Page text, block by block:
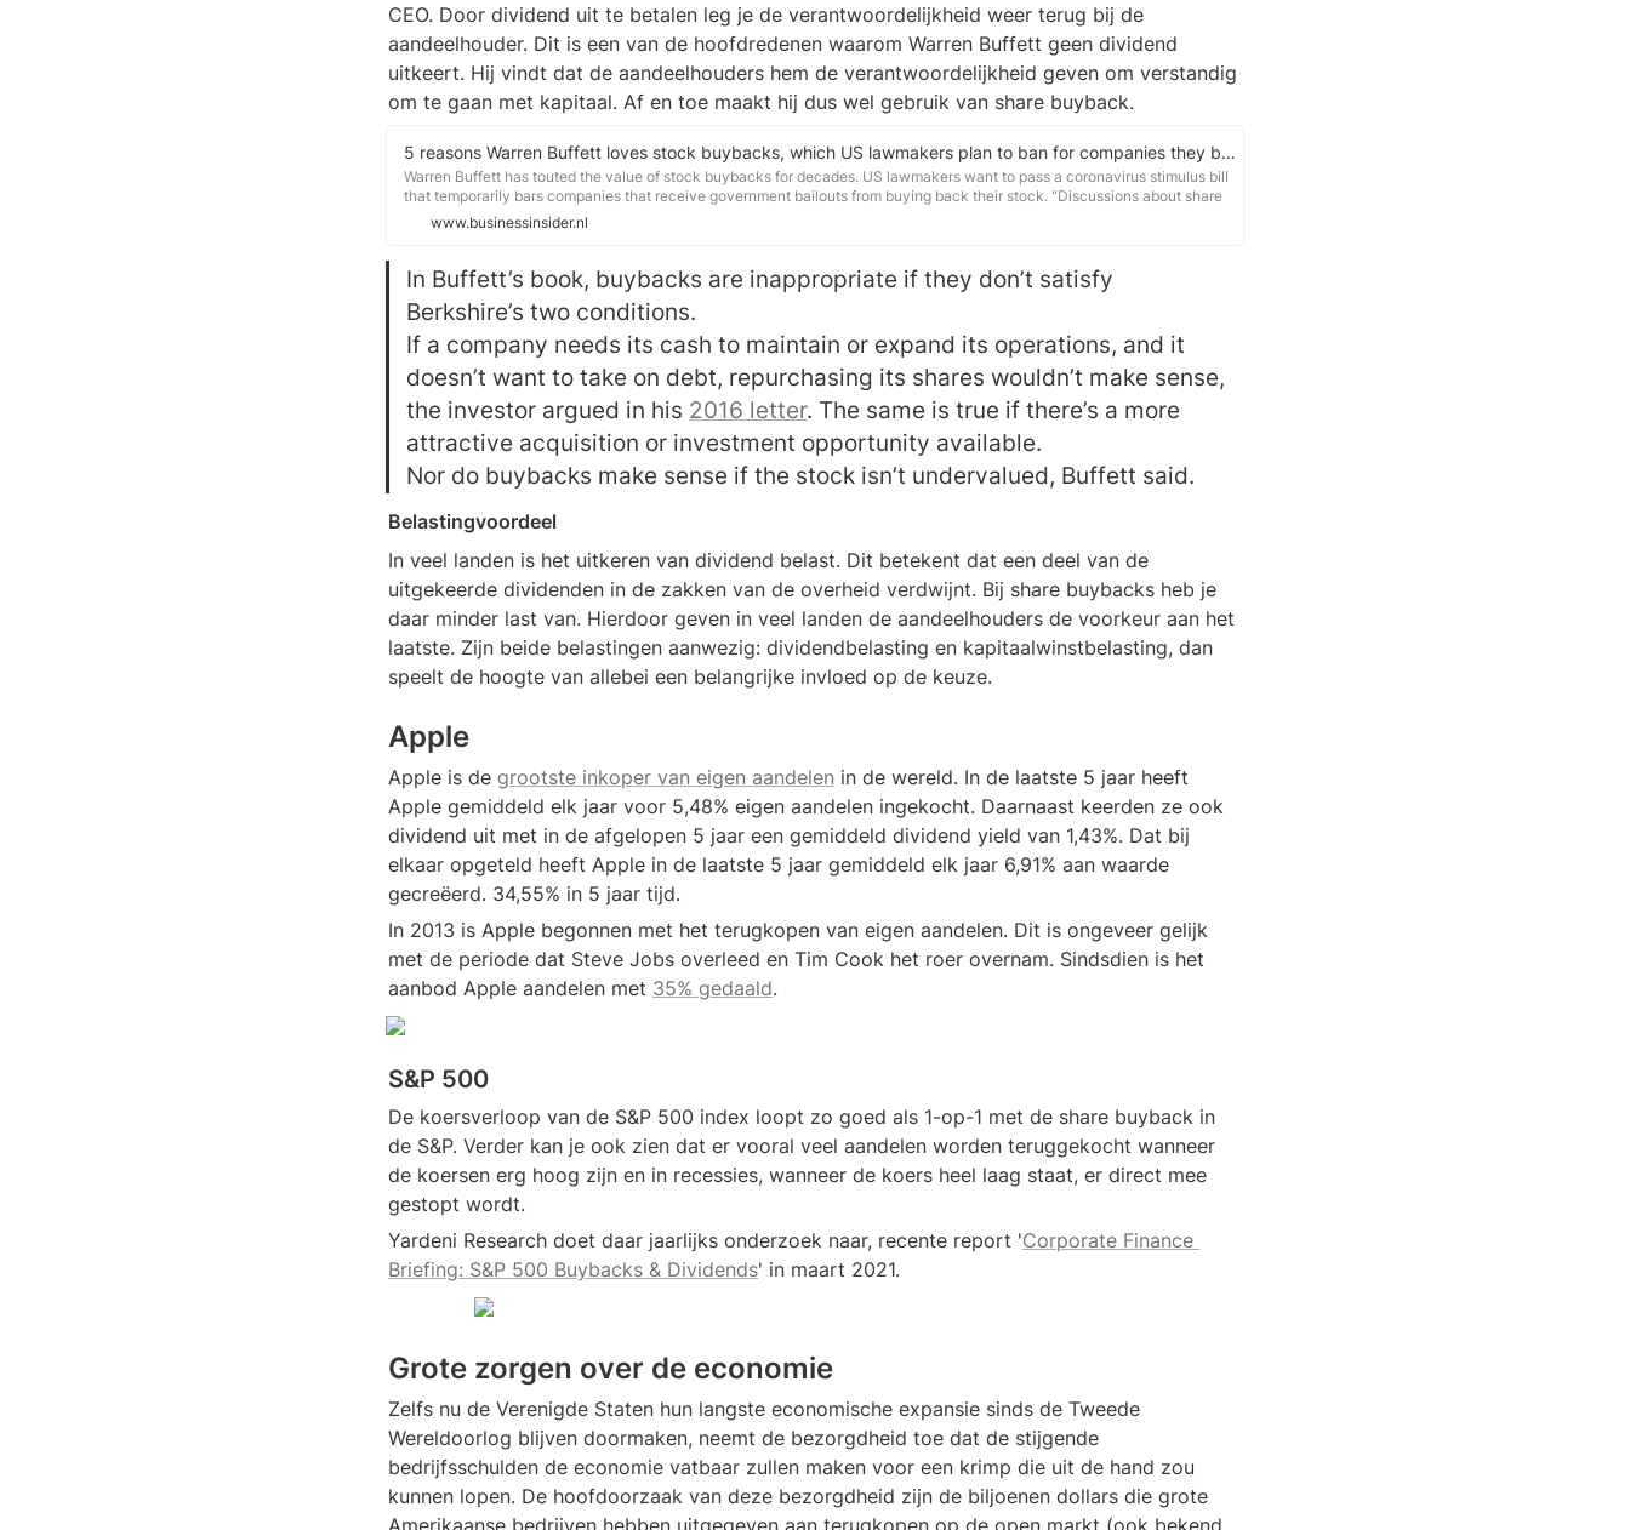
CEO. Door dividend uit te betalen leg je de verantwoordelijkheid weer terug bij de
aandeelhouder. Dit is een van de hoofdredenen waarom Warren Buffett geen dividend
uitkeert. Hij vindt dat de aandeelhouders hem de verantwoordelijkheid geven om verstandig
om te gaan met kapitaal. Af en toe maakt hij dus wel gebruik van share buyback.
5 reasons Warren Buffett loves stock buybacks, which US lawmakers plan to ban for companies they bail out
Warren Buffett has touted the value of stock buybacks for decades. US lawmakers want to pass a coronavirus stimulus bill
that temporarily bars companies that receive government bailouts from buying back their stock. "Discussions about share
repurchases often become heated," the famed investor said in his 2016 shareholder letter.
www.businessinsider.nl
In Buffett’s book, buybacks are inappropriate if they don’t satisfy
Berkshire’s two conditions.
If a company needs its cash to maintain or expand its operations, and it
doesn’t want to take on debt, repurchasing its shares wouldn’t make sense,
the investor argued in his 2016 letter. The same is true if there’s a more
attractive acquisition or investment opportunity available.
Nor do buybacks make sense if the stock isn’t undervalued, Buffett said.
Belastingvoordeel
In veel landen is het uitkeren van dividend belast. Dit betekent dat een deel van de
uitgekeerde dividenden in de zakken van de overheid verdwijnt. Bij share buybacks heb je
daar minder last van. Hierdoor geven in veel landen de aandeelhouders de voorkeur aan het
laatste. Zijn beide belastingen aanwezig: dividendbelasting en kapitaalwinstbelasting, dan
speelt de hoogte van allebei een belangrijke invloed op de keuze.
Apple
Apple is de grootste inkoper van eigen aandelen in de wereld. In de laatste 5 jaar heeft
Apple gemiddeld elk jaar voor 5,48% eigen aandelen ingekocht. Daarnaast keerden ze ook
dividend uit met in de afgelopen 5 jaar een gemiddeld dividend yield van 1,43%. Dat bij
elkaar opgeteld heeft Apple in de laatste 5 jaar gemiddeld elk jaar 6,91% aan waarde
gecreëerd. 34,55% in 5 jaar tijd.
In 2013 is Apple begonnen met het terugkopen van eigen aandelen. Dit is ongeveer gelijk
met de periode dat Steve Jobs overleed en Tim Cook het roer overnam. Sindsdien is het
aanbod Apple aandelen met 35% gedaald.
S&P 500
De koersverloop van de S&P 500 index loopt zo goed als 1-op-1 met de share buyback in
de S&P. Verder kan je ook zien dat er vooral veel aandelen worden teruggekocht wanneer
de koersen erg hoog zijn en in recessies, wanneer de koers heel laag staat, er direct mee
gestopt wordt.
Yardeni Research doet daar jaarlijks onderzoek naar, recente report 'Corporate Finance
Briefing: S&P 500 Buybacks & Dividends' in maart 2021.
Grote zorgen over de economie
Zelfs nu de Verenigde Staten hun langste economische expansie sinds de Tweede
Wereldoorlog blijven doormaken, neemt de bezorgdheid toe dat de stijgende
bedrijfsschulden de economie vatbaar zullen maken voor een krimp die uit de hand zou
kunnen lopen. De hoofdoorzaak van deze bezorgdheid zijn de biljoenen dollars die grote